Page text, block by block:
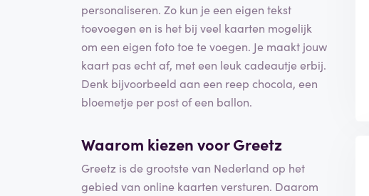
personaliseren. Zo kun je een eigen tekst
toevoegen en is het bij veel kaarten mogelijk
om een eigen foto toe te voegen. Je maakt jouw
kaart pas echt af, met een leuk cadeautje erbij.
Denk bijvoorbeeld aan een reep chocola, een
bloemetje per post of een ballon.
Waarom kiezen voor Greetz
Greetz is de grootste van Nederland op het
gebied van online kaarten versturen. Daarom